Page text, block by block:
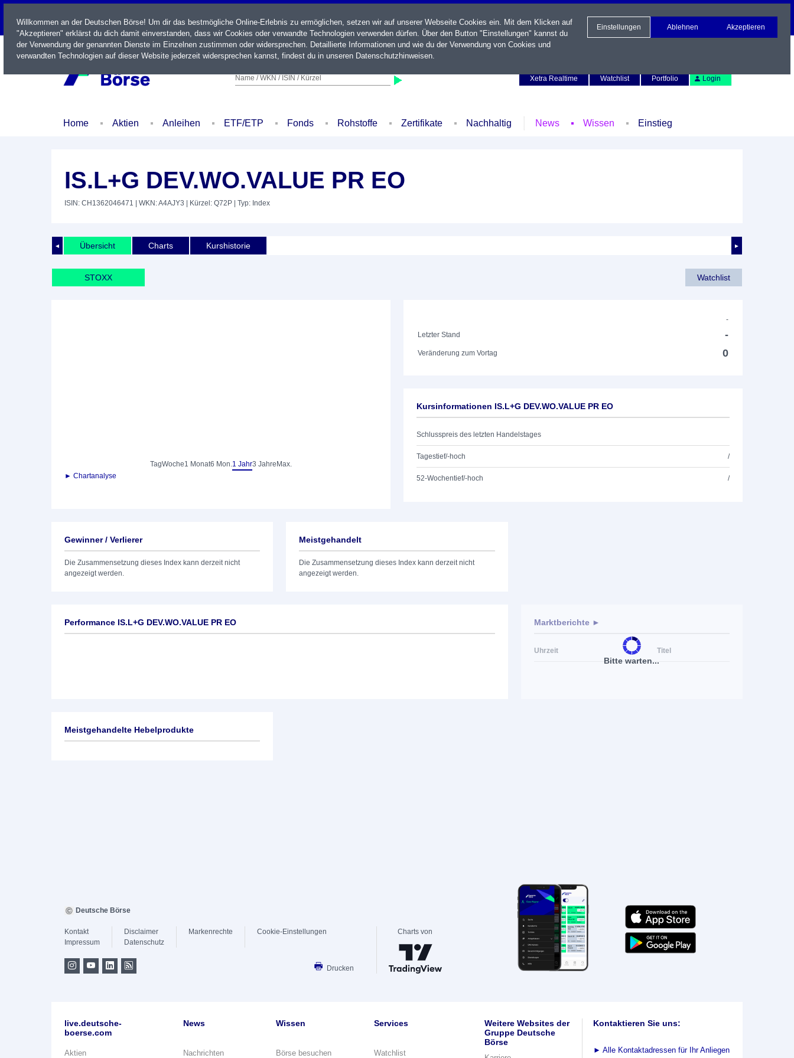
LIVE
Name / WKN / ISIN / Kürzel
Xetra Realtime
Watchlist Portfolio Login
Home Aktien Anleihen ETF/ETP Fonds Rohstoffe Zertifikate Nachhaltig News Wissen Einstieg
IS.L+G DEV.WO.VALUE PR EO
ISIN: CH1362046471 | WKN: A4AJY3 | Kürzel: Q72P | Typ: Index
◄ ►
Übersicht Charts Kurshistorie
STOXX Watchlist
TagWoche1 Monat6 Mon.1 Jahr3 Jahre Max.
► Chartanalyse
-
Letzter Stand
-
Veränderung zum Vortag 0
Kursinformationen IS.L+G DEV.WO.VALUE PR EO
Schlusspreis des letzten Handelstages
Tagestief/-hoch /
52-Wochentief/-hoch /
Gewinner / Verlierer
Die Zusammensetzung dieses Index kann derzeit nicht
angezeigt werden.
Meistgehandelt
Die Zusammensetzung dieses Index kann derzeit nicht
angezeigt werden.
Performance IS.L+G DEV.WO.VALUE PR EO
Bitte warten...
Marktberichte ►
Uhrzeit Titel
Meistgehandelte Hebelprodukte
Willkommen an der Deutschen Börse! Um dir das bestmögliche Online-Erlebnis zu ermöglichen, setzen wir auf unserer Webseite Cookies ein. Mit dem Klicken auf
"Akzeptieren" erklärst du dich damit einverstanden, dass wir Cookies oder verwandte Technologien verwenden dürfen. Über den Button "Einstellungen" kannst du
der Verwendung der genannten Dienste im Einzelnen zustimmen oder widersprechen. Detaillierte Informationen und wie du der Verwendung von Cookies und
verwandten Technologien auf dieser Website jederzeit widersprechen kannst, findest du in unseren Datenschutzhinweisen.
Einstellungen Ablehnen Akzeptieren
Deutsche Börse
Kontakt
Impressum
Disclaimer
Datenschutz
Markenrechte Cookie-Einstellungen
Drucken
Charts von
live.deutsche-
boerse.com
Aktien
News
Nachrichten
Wissen
Börse besuchen
Services
Watchlist
Weitere Websites der
Gruppe Deutsche
Börse
Kontaktieren Sie uns:
► Alle Kontaktadressen für Ihr Anliegen